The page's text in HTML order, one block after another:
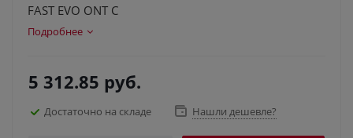
FAST EVO ONT C
Подробнее
5 312.85 руб.
Достаточно на складе Нашли дешевле?